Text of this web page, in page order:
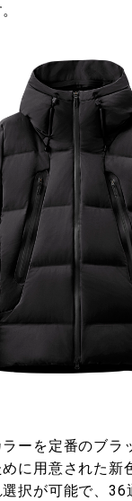
ーを定番のブラ
に用意された新
択が可能で、36